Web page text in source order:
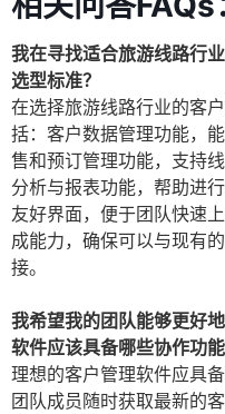
我在寻找适合旅游线路行
选型标准？
在选择旅游线路行业的客
括：客户数据管理功能，
售和预订管理功能，支持
分析与报表功能，帮助进
友好界面，便于团队快速
成能力，确保可以与现有
接。
我希望我的团队能够更好
软件应该具备哪些协作功能
理想的客户管理软件应具
团队成员随时获取最新的